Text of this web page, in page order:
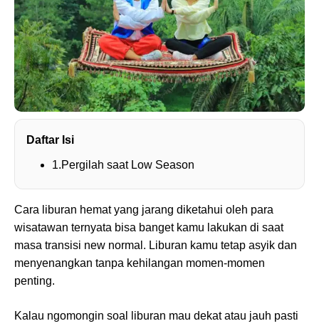
Daftar Isi
1.Pergilah saat Low Season
Cara liburan hemat yang jarang diketahui oleh para
wisatawan ternyata bisa banget kamu lakukan di saat
masa transisi new normal. Liburan kamu tetap asyik dan
menyenangkan tanpa kehilangan momen-momen
penting.
Kalau ngomongin soal liburan mau dekat atau jauh pasti